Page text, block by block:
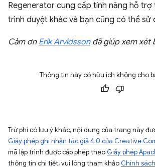
Regenerator cung cấp tính năng hỗ
trình duyệt khác và bạn cũng có thể sử
Cảm ơn Erik Arvidssonđã giúp xem xét
Thông tin này có hữu ích không cho
Trừ phi có lưu ý khác, nội dung của trang này
Giấy phép ghi nhận tác giả 4.0 của Creative
mã lập trình được cấp phép theo Giấy phép
thông tin chi tiết, vui lòng tham khảo Chính